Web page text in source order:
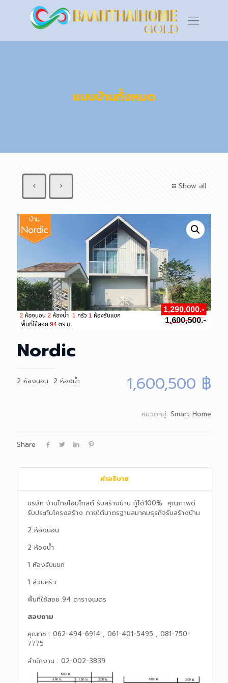
แบบบ้านทั้งหมด
Show all
Nordic
1,600,500 ฿
2 ห้องนอน 2 ห้องน้ำ
หมวดหมู่: Smart Home
Share
คำอธิบาย
บริษัท บ้านไทยโฮมโกลด์ รับสร้างบ้าน กู้ได้100% คุณภาพดี
รับประกันโครงสร้าง ภายใต้มาตรฐานสมาคมธุรกิจรับสร้างบ้าน
2 ห้องนอน
2 ห้องน้ำ
1 ห้องรับแขก
1 ส่วนครัว
พื้นที่ใช้สอย 94 ตารางเมตร
สอบถาม
คุณกช : 062-494-6914 , 061-401-5495 , 081-750-
7775
สำนักงาน : 02-002-3839